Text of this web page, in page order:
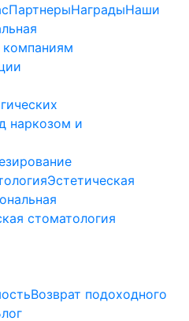
ПартнерыНаградыНаши
наркозом и
Эстетическая
стоматология
Возврат подоходного